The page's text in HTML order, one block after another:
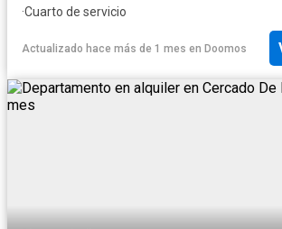
·Cuarto de servicio
Actualizado hace más de 1 mes en Doomos